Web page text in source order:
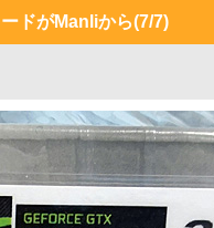
ドがManliから(7/7)